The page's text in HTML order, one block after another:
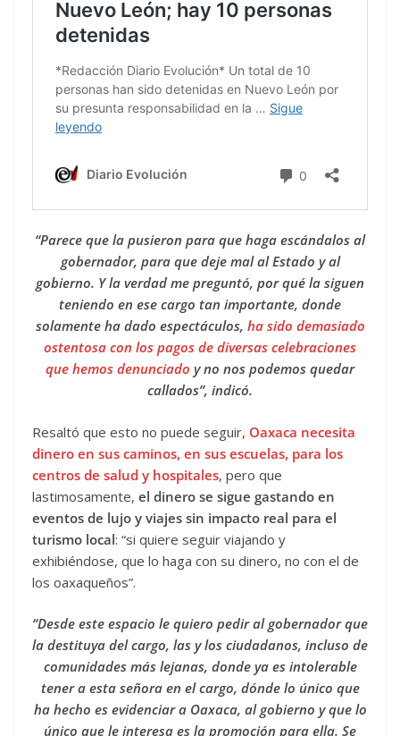
“Parece que la pusieron para que haga escándalos al
gobernador, para que deje mal al Estado y al
gobierno. Y la verdad me preguntó, por qué la siguen
teniendo en ese cargo tan importante, donde
solamente ha dado espectáculos, ha sido demasiado
ostentosa con los pagos de diversas celebraciones
que hemos denunciado y no nos podemos quedar
callados”, indicó.
Resaltó que esto no puede seguir, Oaxaca necesita
dinero en sus caminos, en sus escuelas, para los
centros de salud y hospitales, pero que
lastimosamente, el dinero se sigue gastando en
eventos de lujo y viajes sin impacto real para el
turismo local: “si quiere seguir viajando y
exhibiéndose, que lo haga con su dinero, no con el de
los oaxaqueños”.
“Desde este espacio le quiero pedir al gobernador que
la destituya del cargo, las y los ciudadanos, incluso de
comunidades más lejanas, donde ya es intolerable
tener a esta señora en el cargo, dónde lo único que
ha hecho es evidenciar a Oaxaca, al gobierno y que lo
único que le interesa es la promoción para ella. Se